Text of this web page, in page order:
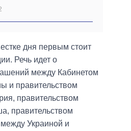
дня первым стоит
Речь идет о
между Кабинетом
и правительством
правительством
правительством
Украиной и